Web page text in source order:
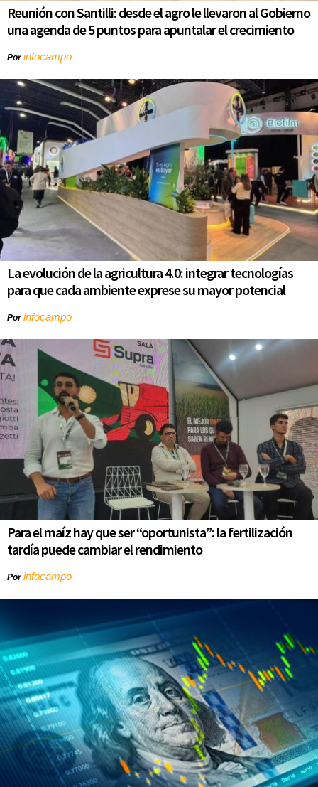
Reunión con Santilli: desde el agro le llevaron al Gobierno
una agenda de 5 puntos para apuntalar el crecimiento
Porinfocampo
La evolución de la agricultura 4.0: integrar tecnologías
para que cada ambiente exprese su mayor potencial
Porinfocampo
Para el maíz hay que ser “oportunista”: la fertilización
tardía puede cambiar el rendimiento
Porinfocampo